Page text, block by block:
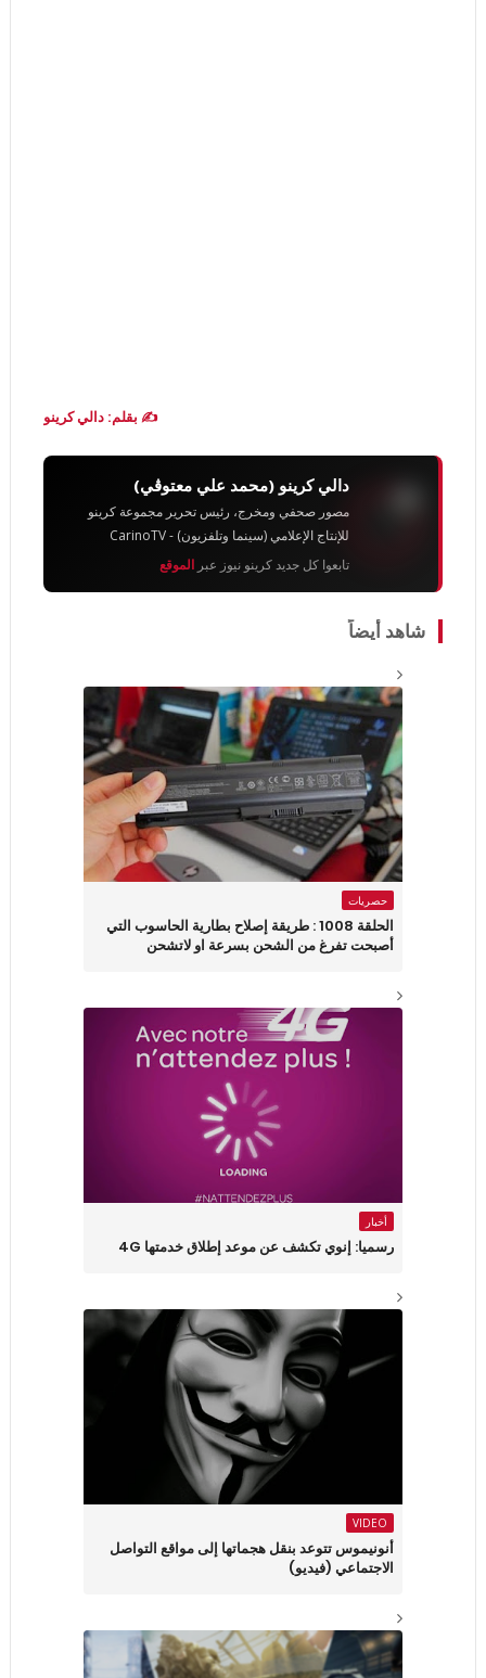
✍️ بقلم: دالي كرينو
دالي كرينو (محمد علي معتوڨي)
مصور صحفي ومخرج، رئيس تحرير مجموعة كرينو
للإنتاج الإعلامي (سينما وتلفزيون) - CarinoTV
تابعوا كل جديد كرينو نيوز عبر الموقع
شاهد أيضاً
حصريات
الحلقة 1008 : طريقة إصلاح بطارية الحاسوب التي
أصبحت تفرغ من الشحن بسرعة او لاتشحن
أخبار
رسميا: إنوي تكشف عن موعد إطلاق خدمتها 4G
VIDEO
أنونيموس تتوعد بنقل هجماتها إلى مواقع التواصل
الاجتماعي (فيديو)